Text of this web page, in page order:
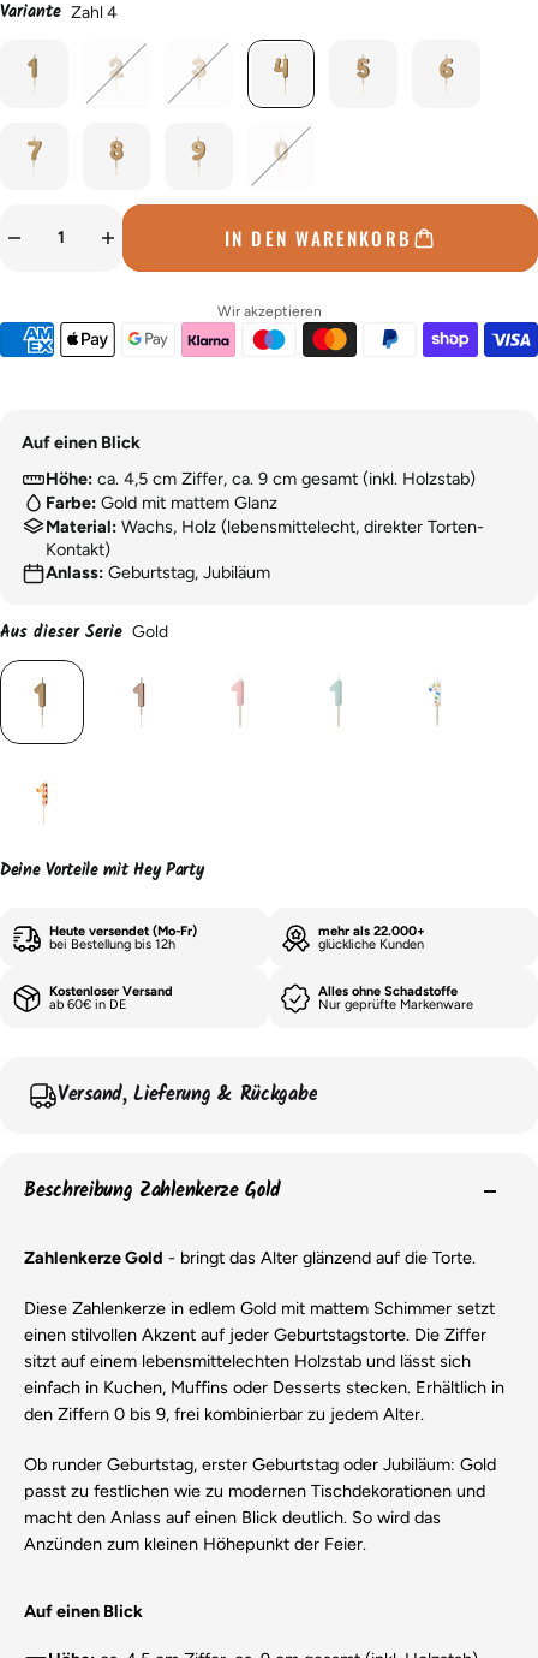
Variante Zahl 4
IN DEN WARENKORB
Wir akzeptieren
Auf einen Blick
Höhe: ca. 4,5 cm Ziffer, ca. 9 cm gesamt (inkl. Holzstab)
Farbe: Gold mit mattem Glanz
Material: Wachs, Holz (lebensmittelecht, direkter Torten-
Kontakt)
Anlass: Geburtstag, Jubiläum
Aus dieser Serie Gold
Deine Vorteile mit Hey Party
Heute versendet (Mo-Fr)
bei Bestellung bis 12h
mehr als 22.000+
glückliche Kunden
Kostenloser Versand
ab 60€ in DE
Alles ohne Schadstoffe
Nur geprüfte Markenware
Versand, Lieferung & Rückgabe
Beschreibung Zahlenkerze Gold
Zahlenkerze Gold - bringt das Alter glänzend auf die Torte.
Diese Zahlenkerze in edlem Gold mit mattem Schimmer setzt
einen stilvollen Akzent auf jeder Geburtstagstorte. Die Ziffer
sitzt auf einem lebensmittelechten Holzstab und lässt sich
einfach in Kuchen, Muffins oder Desserts stecken. Erhältlich in
den Ziffern 0 bis 9, frei kombinierbar zu jedem Alter.
Ob runder Geburtstag, erster Geburtstag oder Jubiläum: Gold
passt zu festlichen wie zu modernen Tischdekorationen und
macht den Anlass auf einen Blick deutlich. So wird das
Anzünden zum kleinen Höhepunkt der Feier.
Auf einen Blick